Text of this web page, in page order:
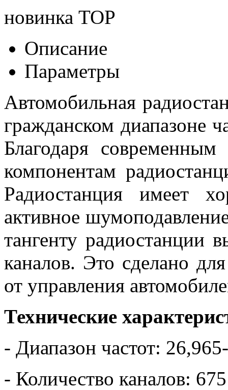
новинка TOP
Описание
Параметры
Автомобильная
гражданском диапазоне
Благодаря
компонентам
Радиостанция имеет
активное
тангенту радиостанции
каналов. Это сделано
от управления
Технические
- Диапазон частот:
- Количество каналов: